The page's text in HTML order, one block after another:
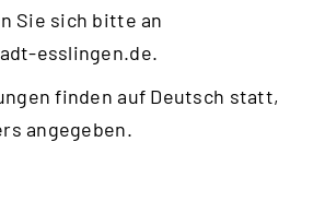
Sie sich bitte an
esslingen.de.
finden auf Deutsch statt,
angegeben.